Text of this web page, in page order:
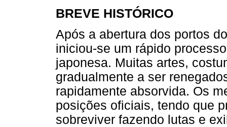
BREVE HISTÓRICO
Após a abertura dos portos
iniciou-se um rápido
japonesa. Muitas artes,
gradualmente a ser
rapidamente absorvida. Os
posições oficiais, tendo que
sobreviver fazendo lutas e